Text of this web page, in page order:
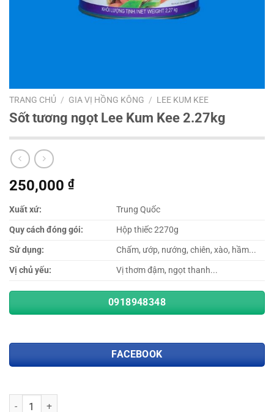
TRANG CHỦ / GIA VỊ HỒNG KÔNG / LEE KUM KEE
Sốt tương ngọt Lee Kum Kee 2.27kg
250,000 ₫
Xuất xứ:
Trung Quốc
Quy cách đóng gói:
Hộp thiếc 2270g
Sử dụng:
Chấm, ướp, nướng, chiên, xào, hầm...
Vị chủ yếu:
Vị thơm đậm, ngọt thanh...
0918948348
FACEBOOK
Số lượng